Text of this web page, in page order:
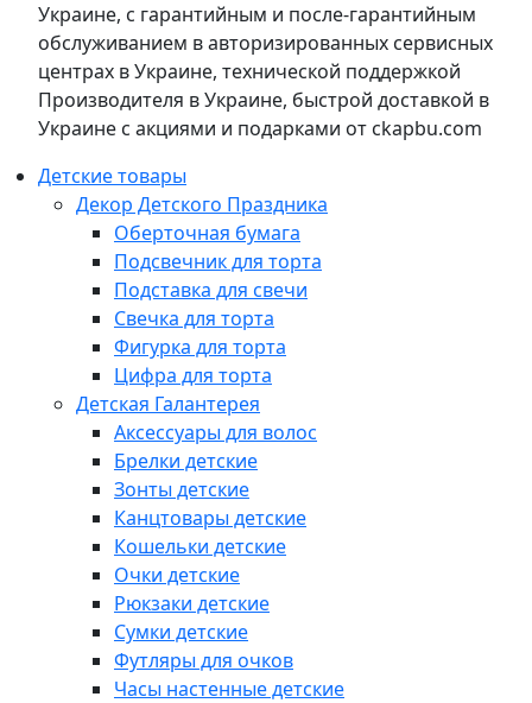
Украине, с гарантийным и после-гарантийным
обслуживанием в авторизированных сервисных
центрах в Украине, технической поддержкой
Производителя в Украине, быстрой доставкой в
Украине с акциями и подарками от ckapbu.com
Детские товары
Декор Детского Праздника
Оберточная бумага
Подсвечник для торта
Подставка для свечи
Свечка для торта
Фигурка для торта
Цифра для торта
Детская Галантерея
Аксессуары для волос
Брелки детские
Зонты детские
Канцтовары детские
Кошельки детские
Очки детские
Рюкзаки детские
Сумки детские
Футляры для очков
Часы настенные детские